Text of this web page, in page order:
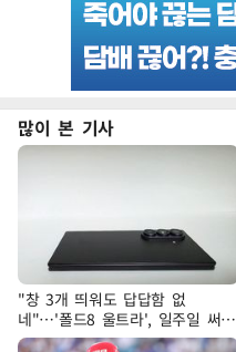
많이 본 기사
"창 3개 띄워도 답답함 없
네"…'폴드8 울트라', 일주일 써보
니